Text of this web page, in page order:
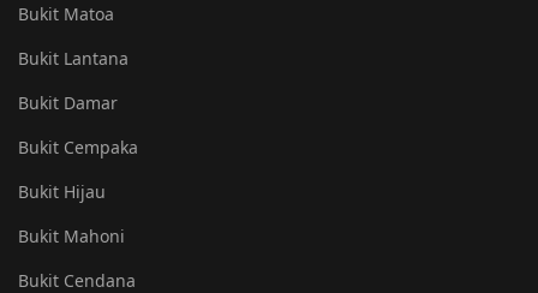
Bukit Matoa
Bukit Lantana
Bukit Damar
Bukit Cempaka
Bukit Hijau
Bukit Mahoni
Bukit Cendana